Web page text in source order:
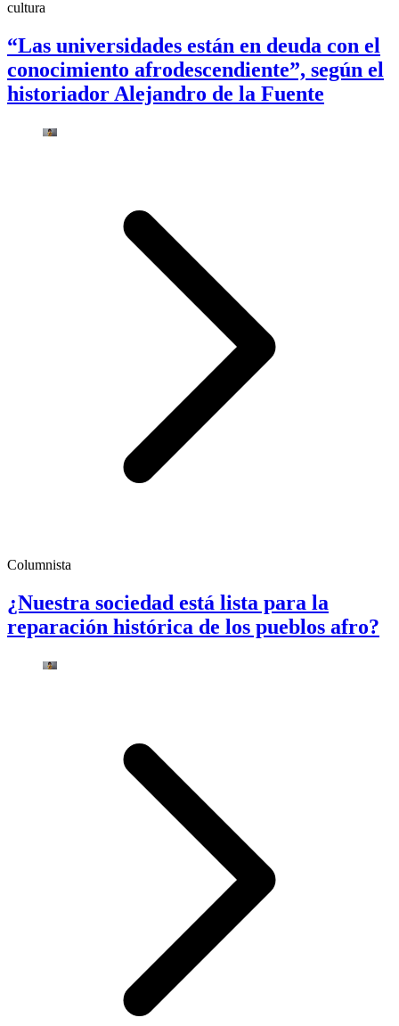
cultura
“Las universidades están en deuda con el
conocimiento afrodescendiente”, según el
historiador Alejandro de la Fuente
Columnista
¿Nuestra sociedad está lista para la
reparación histórica de los pueblos afro?